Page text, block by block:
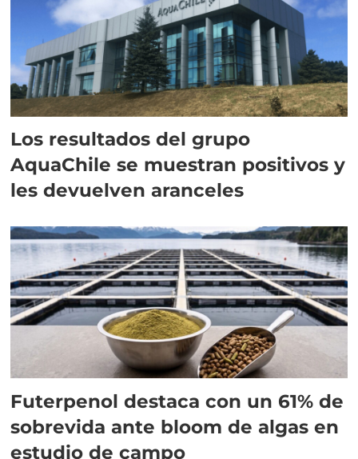
Los resultados del grupo
AquaChile se muestran positivos y
les devuelven aranceles
Futerpenol destaca con un 61% de
sobrevida ante bloom de algas en
estudio de campo